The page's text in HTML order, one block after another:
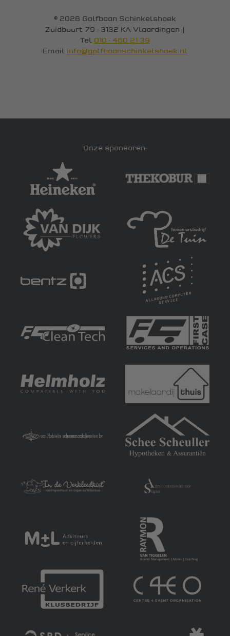
© 2026 Golfbaan Schinkelshoek
Zuidbuurt 79 - 3132 KA Vlaardingen |
Tel 010 - 460 21 39
Email info@golfbaanschinkelshoek.nl
Onze sponsoren: